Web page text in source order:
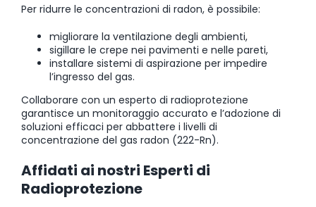
Per ridurre le concentrazioni di radon, è possibile:
migliorare la ventilazione degli ambienti,
sigillare le crepe nei pavimenti e nelle pareti,
installare sistemi di aspirazione per impedire
l’ingresso del gas.
Collaborare con un esperto di radioprotezione
garantisce un monitoraggio accurato e l’adozione di
soluzioni efficaci per abbattere i livelli di
concentrazione del gas radon (222-Rn).
Affidati ai nostri Esperti di
Radioprotezione